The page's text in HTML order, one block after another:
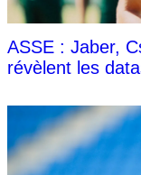
ASSE : Jaber,
révèlent les